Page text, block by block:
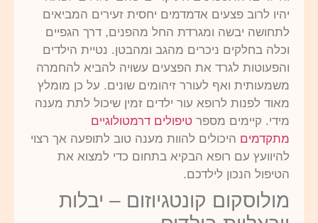
יהיו לרוב פצעים אדמדמים יחסית זעירים המביאים
לתחושה יבשה ומגרדת החל מהפנים, דרך הגפיים
וכלה בחלקים ניכרים מהגב ומהבטן. נטיית הילדים
והפעוטות לגרד את הפצעים עשויה להביא להחמרה
משמעותית ואף לעורר זיהומים שונים. על כן מומלץ
מאוד לפנות לרופא עור ילדים זמין שיכול לתת מענה
מידי. קיימים מספר טיפולים דרמטולוגיים
מתקדמים היכולים להוות מענה טוב לתופעה אך רצוי
להיוועץ עם רופא הבקיא בתחום כדי למצוא את
הטיפול הנכון לילדכם.
מולוסקום קונטגיוזום – יבלות